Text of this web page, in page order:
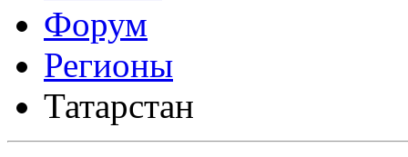
Форум
Регионы
Татарстан